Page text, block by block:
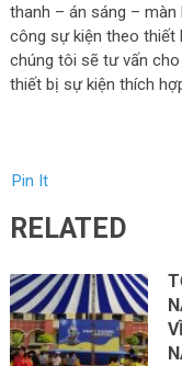
thanh – án sáng – màn
công sự kiện theo thiết
chúng tôi sẽ tư vấn
thiết bị sự kiện thích
Pin It
RELATED